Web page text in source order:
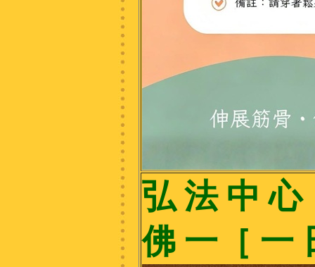
弘 法 中
佛 一［ 一